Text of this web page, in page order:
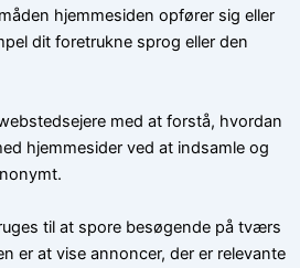
hjemmesiden opfører sig eller
dit foretrukne sprog eller den
med at forstå, hvordan
hjemmesider ved at indsamle og
til at spore besøgende på tværs
er at vise annoncer, der er relevante